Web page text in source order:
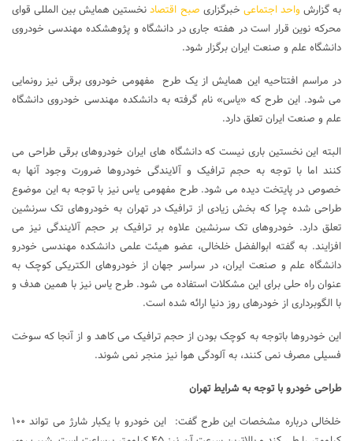
به گزارش واحد اجتماعی خبرگزاری صبح اقتصادنخستین همایش بین المللی قوای
محرکه نوین قرار است در هفته جاری در دانشگاه و پژوهشکده مهندسی خودروی
دانشگاه علم و صنعت ایران برگزار شود.
در مراسم افتتاحیه این همایش از یک طرح مفهومی خودروی برقی نیز رونمایی
می شود. این طرح که «یاس» نام گرفته به دانشکده مهندسی خودروی دانشگاه
علم و صنعت ایران تعلق دارد.
البته این نخستین باری نیست که دانشگاه های ایران خودروهای برقی طراحی می
کنند اما با توجه به حجم ترافیک و آلایندگی خودروها ضرورت وجود آنها به
خصوص در پایتخت دیده می شود. طرح مفهومی یاس نیز با توجه به این موضوع
طراحی شده چرا که بخش زیادی از ترافیک در تهران به خودروهای تک سرنشین
تعلق دارد. خودروهای تک سرنشین علاوه بر ترافیک بر حجم آلایندگی نیز می
افزایند. به گفته ابوالفضل خلخالی، عضو هیئت علمی دانشکده مهندسی خودرو
دانشگاه علم و صنعت ایران، در سراسر جهان از خودروهای الکتریکی کوچک به
عنوان راه حلی برای این مشکلات استفاده می شود. طرح یاس نیز با همین هدف و
با الگوبرداری از خودرهای روز دنیا ارائه شده است.
این خودروها باتوجه به کوچک بودن از حجم ترافیک می کاهد و از آنجا که سوخت
فسیلی مصرف نمی کنند، به آلودگی هوا نیز منجر نمی شوند.
طراحی خودرو با توجه به شرایط تهران
خلخالی درباره مشخصات این طرح گفت: این خودرو با یکبار شارژ می تواند ۱۰۰